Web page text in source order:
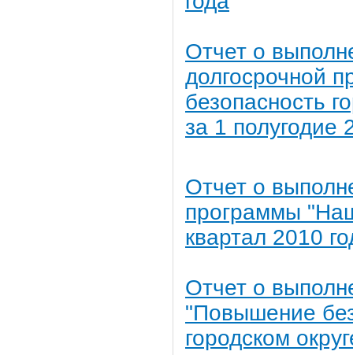
Отчет о
долгосрочной
безопасность
за 1 полугодие
Отчет о
программы
квартал 2010
Отчет о
"Повышение
городском